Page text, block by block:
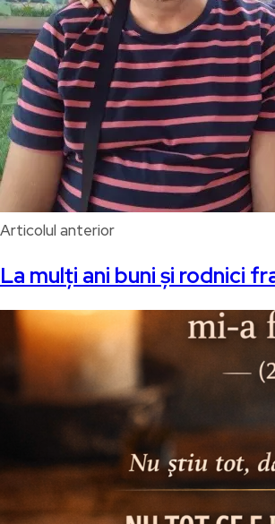
Articolul anterior
La mulți ani buni și rodnici